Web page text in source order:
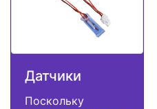
Датчики
Поскольку